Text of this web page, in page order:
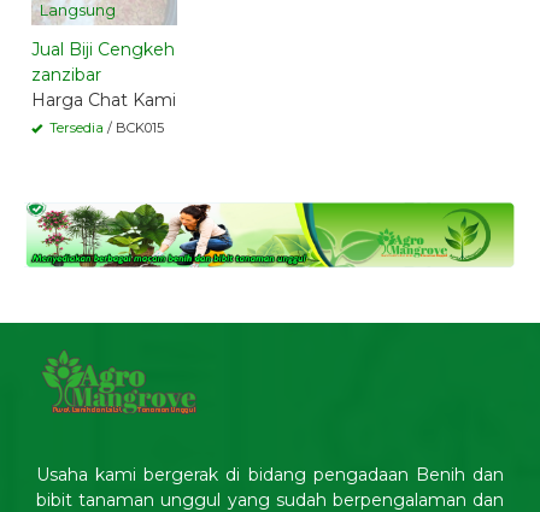
Langsung
Jual Biji Cengkeh
zanzibar
Harga Chat Kami
Tersedia / BCK015
Usaha kami bergerak di bidang pengadaan Benih dan
bibit tanaman unggul yang sudah berpengalaman dan